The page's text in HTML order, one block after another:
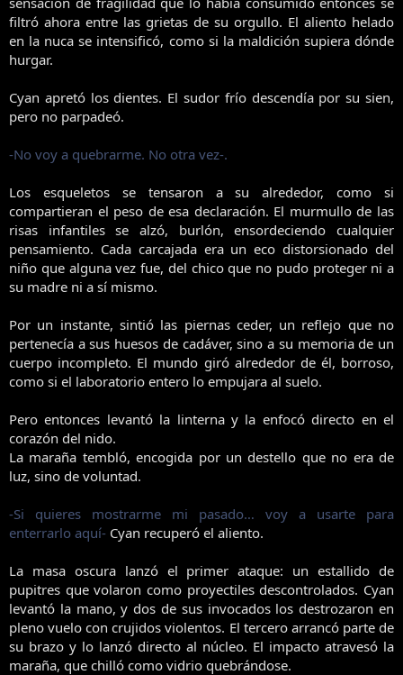
filtró ahora entre las grietas de su orgullo. El aliento helado
en la nuca se intensificó, como si la maldición supiera dónde
hurgar.
Cyan apretó los dientes. El sudor frío descendía por su sien,
pero no parpadeó.
-No voy a quebrarme. No otra vez-.
Los esqueletos se tensaron a su alrededor, como si
compartieran el peso de esa declaración. El murmullo de las
risas infantiles se alzó, burlón, ensordeciendo cualquier
pensamiento. Cada carcajada era un eco distorsionado del
niño que alguna vez fue, del chico que no pudo proteger ni a
su madre ni a sí mismo.
Por un instante, sintió las piernas ceder, un reflejo que no
pertenecía a sus huesos de cadáver, sino a su memoria de un
cuerpo incompleto. El mundo giró alrededor de él, borroso,
como si el laboratorio entero lo empujara al suelo.
Pero entonces levantó la linterna y la enfocó directo en el
corazón del nido.
La maraña tembló, encogida por un destello que no era de
luz, sino de voluntad.
-Si quieres mostrarme mi pasado… voy a usarte para
enterrarlo aquí- Cyan recuperó el aliento.
La masa oscura lanzó el primer ataque: un estallido de
pupitres que volaron como proyectiles descontrolados. Cyan
levantó la mano, y dos de sus invocados los destrozaron en
pleno vuelo con crujidos violentos. El tercero arrancó parte de
su brazo y lo lanzó directo al núcleo. El impacto atravesó la
maraña, que chilló como vidrio quebrándose.